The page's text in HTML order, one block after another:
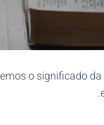
o significado